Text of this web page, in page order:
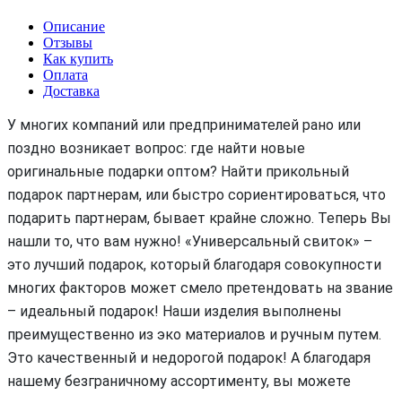
Описание
Отзывы
Как купить
Оплата
Доставка
У многих компаний или предпринимателей рано или
поздно возникает вопрос: где найти новые
оригинальные подарки оптом? Найти прикольный
подарок партнерам, или быстро сориентироваться, что
подарить партнерам, бывает крайне сложно. Теперь Вы
нашли то, что вам нужно! «Универсальный свиток» –
это лучший подарок, который благодаря совокупности
многих факторов может смело претендовать на звание
– идеальный подарок! Наши изделия выполнены
преимущественно из эко материалов и ручным путем.
Это качественный и недорогой подарок! А благодаря
нашему безграничному ассортименту, вы можете